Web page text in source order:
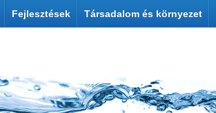
Fejlesztések Társadalom és környezet